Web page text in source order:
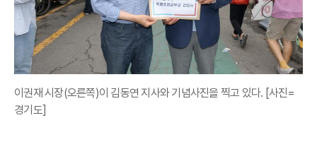
이권재 시장(오른쪽)이 김동연 지사와 기념사진을 찍고 있다. [사진=
경기도]